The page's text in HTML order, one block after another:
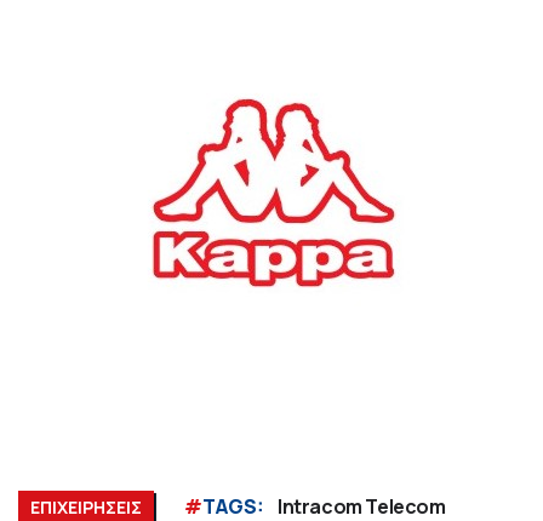
ΕΠΙΧΕΙΡΗΣΕΙΣ #TAGS: Intracom Telecom